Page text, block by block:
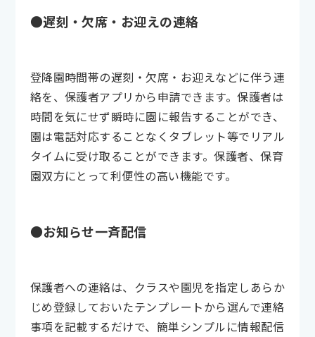
●遅刻・欠席・お迎えの連絡
登降園時間帯の遅刻・欠席・お迎えなどに伴う連
絡を、保護者アプリから申請できます。保護者は
時間を気にせず瞬時に園に報告することができ、
園は電話対応することなくタブレット等でリアル
タイムに受け取ることができます。保護者、保育
園双方にとって利便性の高い機能です。
●お知らせ一斉配信
保護者への連絡は、クラスや園児を指定しあらか
じめ登録しておいたテンプレートから選んで連絡
事項を記載するだけで、簡単シンプルに情報配信